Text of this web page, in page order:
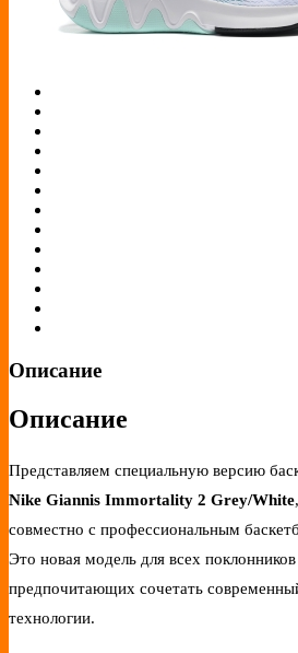
Описание
Описание
Представляем специальную версию
Nike Giannis Immortality 2 Grey/White
совместно с профессиональным
Это новая модель для всех поклонников
предпочитающих сочетать
технологии.